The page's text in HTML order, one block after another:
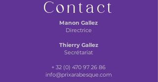
Contact
Manon Gallez
Directrice
Thierry Gallez
Secrétariat
+ 32 (0) 470 97 26 86
info@prixarabesque.com